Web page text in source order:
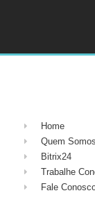
Home
Quem Somos
Bitrix24
Trabalhe
Fale